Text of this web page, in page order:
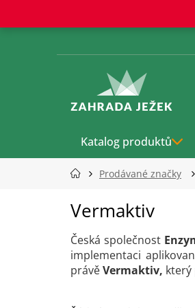
obsah
Katalog produktů
Prodávané značky
Vermaktiv
Česká společnost
implementaci
právěVermaktiv, který